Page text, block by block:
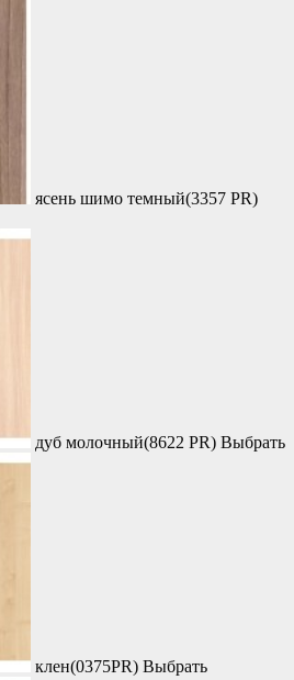
ясень шимо темный(3357 PR)
дуб молочный(8622 PR) Выбрать
клен(0375PR) Выбрать